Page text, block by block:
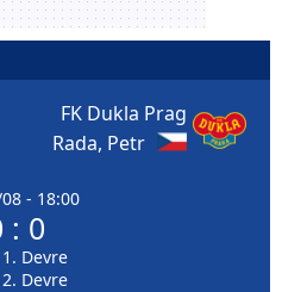
- 18:00
: 0
Devre
Devre
FK Dukla Prag
Rada, Petr